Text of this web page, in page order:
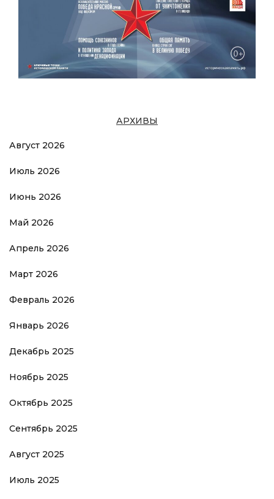
АРХИВЫ
Август 2026
Июль 2026
Июнь 2026
Май 2026
Апрель 2026
Март 2026
Февраль 2026
Январь 2026
Декабрь 2025
Ноябрь 2025
Октябрь 2025
Сентябрь 2025
Август 2025
Июль 2025